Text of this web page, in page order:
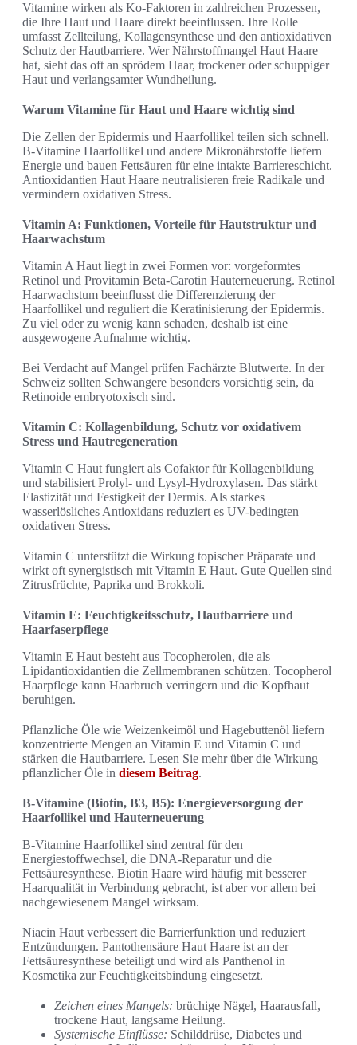
Vitamine wirken als Ko-Faktoren in zahlreichen Prozessen,
die Ihre Haut und Haare direkt beeinflussen. Ihre Rolle
umfasst Zellteilung, Kollagensynthese und den antioxidativen
Schutz der Hautbarriere. Wer Nährstoffmangel Haut Haare
hat, sieht das oft an sprödem Haar, trockener oder schuppiger
Haut und verlangsamter Wundheilung.
Warum Vitamine für Haut und Haare wichtig sind
Die Zellen der Epidermis und Haarfollikel teilen sich schnell.
B-Vitamine Haarfollikel und andere Mikronährstoffe liefern
Energie und bauen Fettsäuren für eine intakte Barriereschicht.
Antioxidantien Haut Haare neutralisieren freie Radikale und
vermindern oxidativen Stress.
Vitamin A: Funktionen, Vorteile für Hautstruktur und
Haarwachstum
Vitamin A Haut liegt in zwei Formen vor: vorgeformtes
Retinol und Provitamin Beta-Carotin Hauterneuerung. Retinol
Haarwachstum beeinflusst die Differenzierung der
Haarfollikel und reguliert die Keratinisierung der Epidermis.
Zu viel oder zu wenig kann schaden, deshalb ist eine
ausgewogene Aufnahme wichtig.
Bei Verdacht auf Mangel prüfen Fachärzte Blutwerte. In der
Schweiz sollten Schwangere besonders vorsichtig sein, da
Retinoide embryotoxisch sind.
Vitamin C: Kollagenbildung, Schutz vor oxidativem
Stress und Hautregeneration
Vitamin C Haut fungiert als Cofaktor für Kollagenbildung
und stabilisiert Prolyl- und Lysyl-Hydroxylasen. Das stärkt
Elastizität und Festigkeit der Dermis. Als starkes
wasserlösliches Antioxidans reduziert es UV-bedingten
oxidativen Stress.
Vitamin C unterstützt die Wirkung topischer Präparate und
wirkt oft synergistisch mit Vitamin E Haut. Gute Quellen sind
Zitrusfrüchte, Paprika und Brokkoli.
Vitamin E: Feuchtigkeitsschutz, Hautbarriere und
Haarfaserpflege
Vitamin E Haut besteht aus Tocopherolen, die als
Lipidantioxidantien die Zellmembranen schützen. Tocopherol
Haarpflege kann Haarbruch verringern und die Kopfhaut
beruhigen.
Pflanzliche Öle wie Weizenkeimöl und Hagebuttenöl liefern
konzentrierte Mengen an Vitamin E und Vitamin C und
stärken die Hautbarriere. Lesen Sie mehr über die Wirkung
pflanzlicher Öle in diesem Beitrag.
B-Vitamine (Biotin, B3, B5): Energieversorgung der
Haarfollikel und Hauterneuerung
B-Vitamine Haarfollikel sind zentral für den
Energiestoffwechsel, die DNA-Reparatur und die
Fettsäuresynthese. Biotin Haare wird häufig mit besserer
Haarqualität in Verbindung gebracht, ist aber vor allem bei
nachgewiesenem Mangel wirksam.
Niacin Haut verbessert die Barrierfunktion und reduziert
Entzündungen. Pantothensäure Haut Haare ist an der
Fettsäuresynthese beteiligt und wird als Panthenol in
Kosmetika zur Feuchtigkeitsbindung eingesetzt.
Zeichen eines Mangels: brüchige Nägel, Haarausfall,
trockene Haut, langsame Heilung.
Systemische Einflüsse: Schilddrüse, Diabetes und